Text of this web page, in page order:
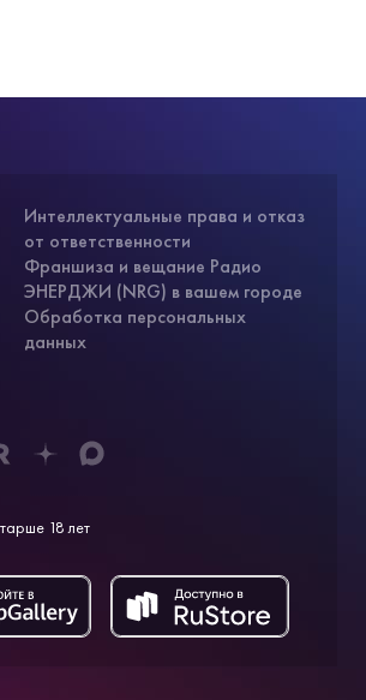
Интеллектуальные права и отказ
от ответственности
Франшиза и вещание Радио
ЭНЕРДЖИ (NRG) в вашем городе
Обработка персональных
данных
18 лет